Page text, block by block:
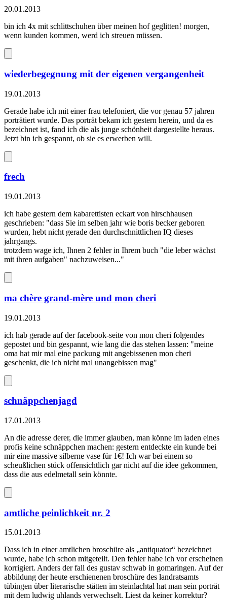
20.01.2013
bin ich 4x mit schlittschuhen über meinen hof geglitten! morgen,
wenn kunden kommen, werd ich streuen müssen.
wiederbegegnung mit der eigenen vergangenheit
19.01.2013
Gerade habe ich mit einer frau telefoniert, die vor genau 57 jahren
porträtiert wurde. Das porträt bekam ich gestern herein, und da es
bezeichnet ist, fand ich die als junge schönheit dargestellte heraus.
Jetzt bin ich gespannt, ob sie es erwerben will.
frech
19.01.2013
ich habe gestern dem kabarettisten eckart von hirschhausen
geschrieben: "dass Sie im selben jahr wie boris becker geboren
wurden, hebt nicht gerade den durchschnittlichen IQ dieses
jahrgangs.
trotzdem wage ich, Ihnen 2 fehler in Ihrem buch "die leber wächst
mit ihren aufgaben" nachzuweisen..."
ma chère grand-mère und mon cheri
19.01.2013
ich hab gerade auf der facebook-seite von mon cheri folgendes
gepostet und bin gespannt, wie lang die das stehen lassen: "meine
oma hat mir mal eine packung mit angebissenen mon cheri
geschenkt, die ich nicht mal unangebissen mag"
schnäppchenjagd
17.01.2013
An die adresse derer, die immer glauben, man könne im laden eines
profis keine schnäppchen machen: gestern entdeckte ein kunde bei
mir eine massive silberne vase für 1€! Ich war bei einem so
scheußlichen stück offensichtlich gar nicht auf die idee gekommen,
dass die aus edelmetall sein könnte.
amtliche peinlichkeit nr. 2
15.01.2013
Dass ich in einer amtlichen broschüre als „antiquator“ bezeichnet
wurde, habe ich schon mitgeteilt. Den fehler habe ich vor erscheinen
korrigiert. Anders der fall des gustav schwab in gomaringen. Auf der
abbildung der heute erschienenen broschüre des landratsamts
tübingen über literarische stätten im steinlachtal hat man sein porträt
mit dem ludwig uhlands verwechselt. Liest da keiner korrektur?